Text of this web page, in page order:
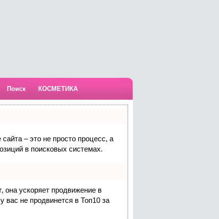
Поиск КОСМЕТИКА
– это не просто процесс, а
в поисковых системах.
, она ускоряет продвижение в
вас не продвинется в Топ10 за